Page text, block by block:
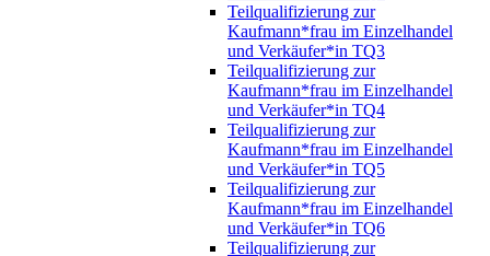
Teilqualifizierung zur
Kaufmann*frau im Einzelhandel
und Verkäufer*in TQ3
Teilqualifizierung zur
Kaufmann*frau im Einzelhandel
und Verkäufer*in TQ4
Teilqualifizierung zur
Kaufmann*frau im Einzelhandel
und Verkäufer*in TQ5
Teilqualifizierung zur
Kaufmann*frau im Einzelhandel
und Verkäufer*in TQ6
Teilqualifizierung zur